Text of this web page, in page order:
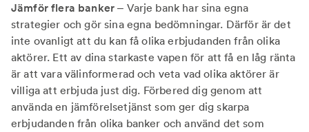
Jämför flera banker – Varje bank har sina egna
strategier och gör sina egna bedömningar. Därför är det
inte ovanligt att du kan få olika erbjudanden från olika
aktörer. Ett av dina starkaste vapen för att få en låg ränta
är att vara välinformerad och veta vad olika aktörer är
villiga att erbjuda just dig. Förbered dig genom att
använda en jämförelsetjänst som ger dig skarpa
erbjudanden från olika banker och använd det som